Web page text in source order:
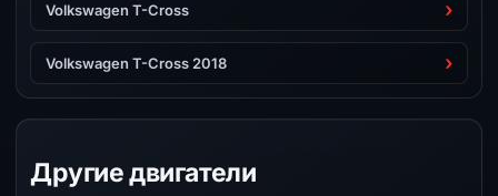
Volkswagen T-Cross
Volkswagen T-Cross 2018
Другие двигатели